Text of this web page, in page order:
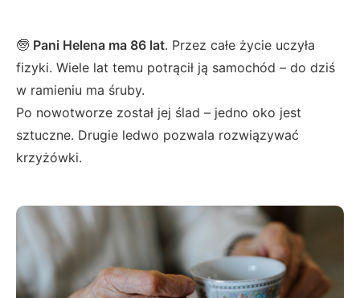
🧓 Pani Helena ma 86 lat. Przez całe życie uczyła
fizyki. Wiele lat temu potrącił ją samochód – do dziś
w ramieniu ma śruby.
Po nowotworze został jej ślad – jedno oko jest
sztuczne. Drugie ledwo pozwala rozwiązywać
krzyżówki.